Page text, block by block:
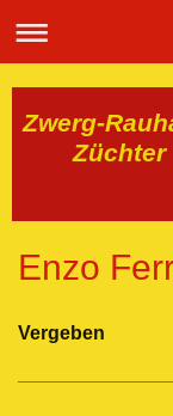
Zwerg-
Züchter
Enzo
Vergeben